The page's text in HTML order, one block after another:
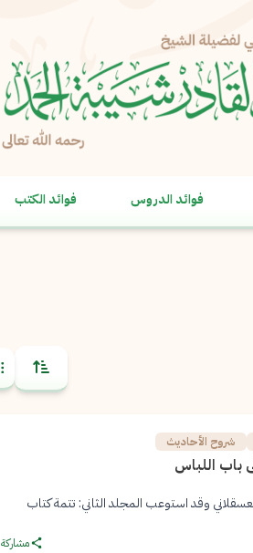
فوائد الدروس فوائد الكتب
شروح الأحاديث
باب اللباس
وقد استوعب المجلد الثاني: تتمة كتاب
مشاركة